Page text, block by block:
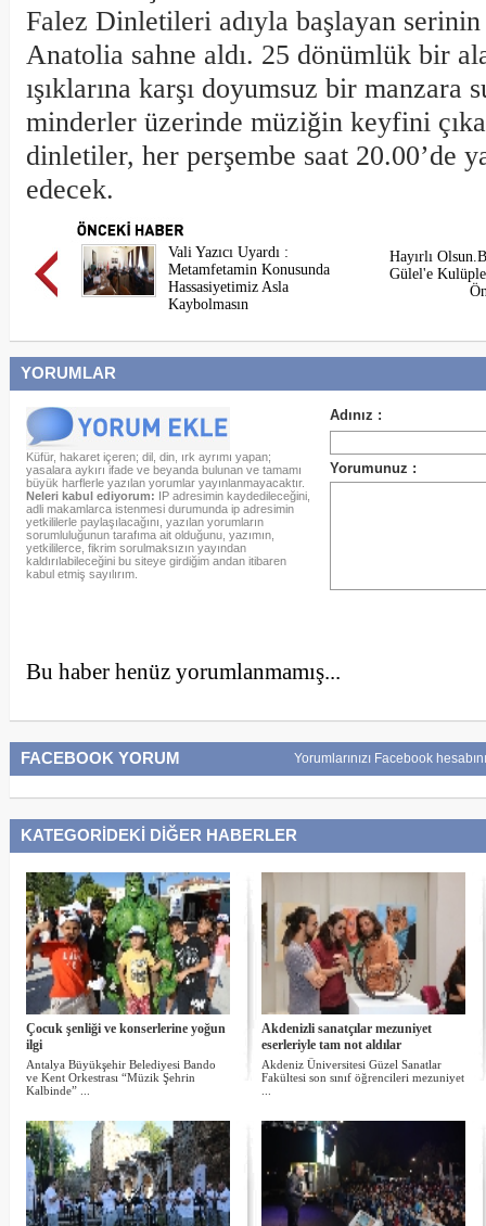
Falez Dinletileri adıyla başlayan
Anatolia sahne aldı. 25 dönümlük bir
ışıklarına karşı doyumsuz bir manzara
minderler üzerinde müziğin keyfini
dinletiler, her perşembe saat 20.00’de
edecek.
Vali Yazıcı Uyardı :
Metamfetamin Konusunda
Hassasiyetimiz Asla
Kaybolmasın
Hayırlı
Gülel'e
YORUMLAR
Küfür, hakaret içeren; dil, din, ırk ayrımı yapan;
yasalara aykırı ifade ve beyanda bulunan ve tamamı
büyük harflerle yazılan yorumlar yayınlanmayacaktır.
Neleri kabul ediyorum: IP adresimin kaydedileceğini,
adli makamlarca istenmesi durumunda ip adresimin
yetkililerle paylaşılacağını, yazılan yorumların
sorumluluğunun tarafıma ait olduğunu, yazımın,
yetkililerce, fikrim sorulmaksızın yayından
kaldırılabileceğini bu siteye girdiğim andan itibaren
kabul etmiş sayılırım.
Bu haber henüz yorumlanmamış...
FACEBOOK YORUM Yorumlarınızı Facebook
KATEGORİDEKİ DİĞER HABERLER
Çocuk şenliği ve konserlerine yoğun
ilgi
Antalya Büyükşehir Belediyesi Bando
ve Kent Orkestrası “Müzik Şehrin
Kalbinde” ...
Akdenizli sanatçılar mezuniyet
eserleriyle tam not aldılar
Akdeniz Üniversitesi Güzel Sanatlar
Fakültesi son sınıf öğrencileri mezuniyet